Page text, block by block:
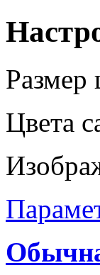
Размер
Цвета